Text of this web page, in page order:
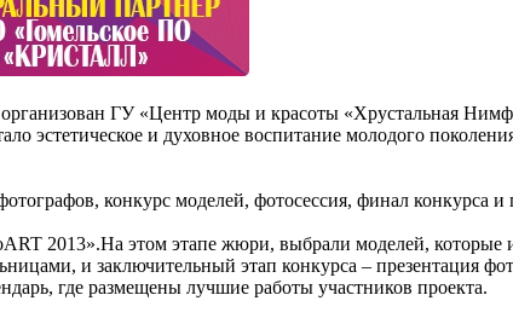
ГУ «Центр моды и красоты «Хрустальная
эстетическое и духовное воспитание молодого
конкурс моделей, фотосессия, финал конкурса
2013».На этом этапе жюри, выбрали моделей,
и заключительный этап конкурса – презентация
где размещены лучшие работы участников проекта.